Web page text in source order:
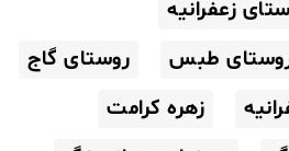
زعفرانیه
طبس
روستای گاج
زهره کرامت